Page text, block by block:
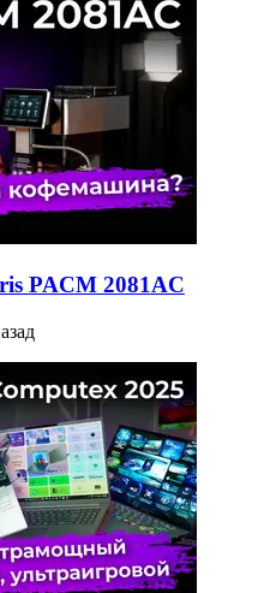
PACM 2081AC